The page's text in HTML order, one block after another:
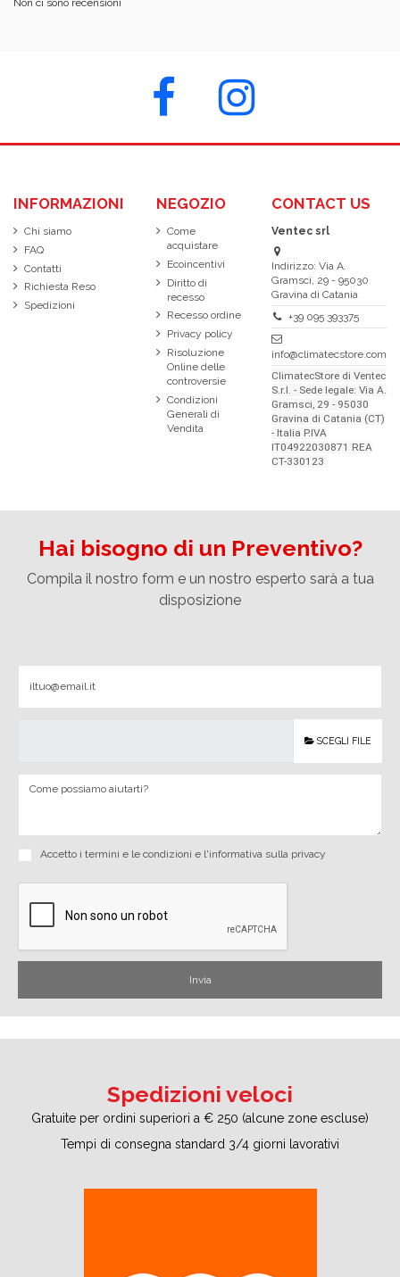
Non ci sono recensioni
INFORMAZIONI
Chi siamo
FAQ
Contatti
Richiesta Reso
Spedizioni
NEGOZIO
Come
acquistare
Ecoincentivi
Diritto di
recesso
Recesso ordine
Privacy policy
Risoluzione
Online delle
controversie
Condizioni
Generali di
Vendita
CONTACT US
Ventec srl
Indirizzo: Via A.
Gramsci, 29 - 95030
Gravina di Catania
+39 095 393375
info@climatecstore.com
ClimatecStore di Ventec
S.r.l. - Sede legale: Via A.
Gramsci, 29 - 95030
Gravina di Catania (CT)
- Italia P.IVA
IT04922030871 REA
CT-330123
Hai bisogno di un Preventivo?
Compila il nostro form e un nostro esperto sarà a tua
disposizione
SCEGLI FILE
Accetto i termini e le condizioni e l'informativa sulla privacy
Spedizioni veloci
Gratuite per ordini superiori a € 250 (alcune zone escluse)
Tempi di consegna standard 3/4 giorni lavorativi